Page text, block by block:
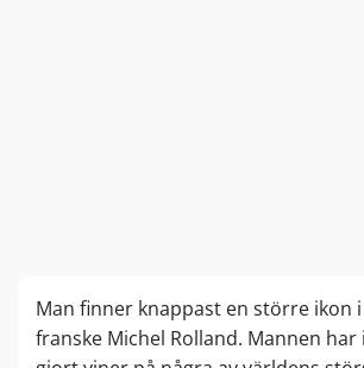
Man finner knappast en större ikon
franske Michel Rolland. Mannen har